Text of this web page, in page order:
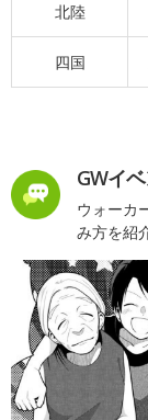
北陸
四国
GWイ
ウォーカ
み方を紹